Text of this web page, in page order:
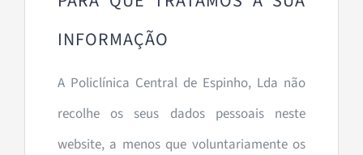
INFORMAÇÃO
A Policlínica Central de Espinho, Lda não
recolhe os seus dados pessoais neste
website, a menos que voluntariamente os